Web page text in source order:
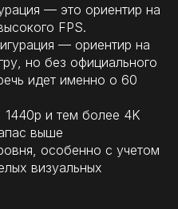
— это ориентир на
FPS.
— ориентир на
но без официального
идет именно о 60
1440p и тем более 4K
выше
особенно с учетом
визуальных